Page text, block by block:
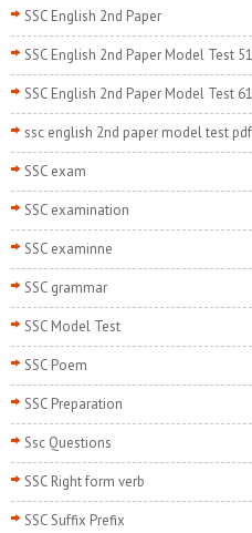
SSC English 2nd Paper
SSC English 2nd Paper Model Test
SSC English 2nd Paper Model Test
ssc english 2nd paper model test pdf
SSC exam
SSC examination
SSC examinne
SSC grammar
SSC Model Test
SSC Poem
SSC Preparation
Ssc Questions
SSC Right form verb
SSC Suffix Prefix